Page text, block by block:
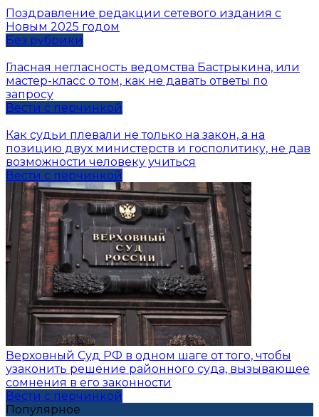
Поздравление редакции сетевого издания с
Новым 2025 годом
Без рубрики
Гласная негласность ведомства Бастрыкина, или
мастер-класс о том, как не давать ответы по
запросу
Вести с перчинкой
Как судьи плевали не только на закон, а на
позицию двух министерств и госполитику, не дав
возможности человеку учиться
Вести с перчинкой
Верховный Суд РФ в одном шаге от того, чтобы
узаконить решение районного суда, вызывающее
сомнения в его законности
Вести с перчинкой
Популярное